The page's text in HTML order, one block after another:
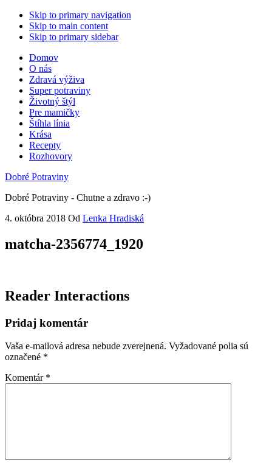
Skip to primary navigation
Skip to main content
Skip to primary sidebar
Domov
O nás
Zdravá výživa
Super potraviny
Životný štýl
Pre mamičky
Štíhla línia
Krása
Recepty
Rozhovory
Dobré Potraviny
Dobré Potraviny - Chutne a zdravo :-)
4. októbra 2018 Od Lenka Hradiská
matcha-2356774_1920
Reader Interactions
Pridaj komentár
Vaša e-mailová adresa nebude zverejnená. Vyžadované polia sú
označené *
Komentár *